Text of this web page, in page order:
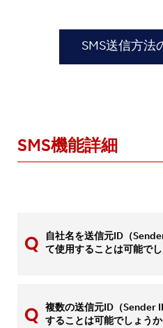
SMS送信方法
SMS機能詳細
自社名を送信元ID（
て使用することは可能で
複数の送信元ID（Sender
することは可能でしょうか